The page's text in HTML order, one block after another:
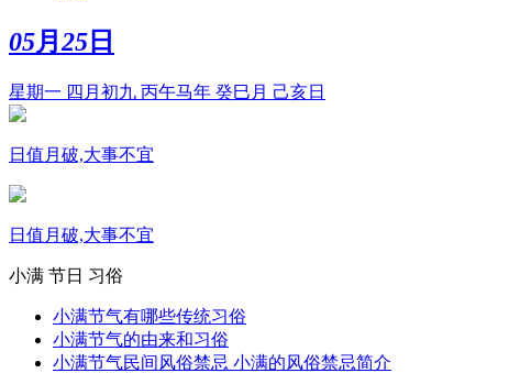
05月 25 日
星期一 四月初九 丙午马年 癸巳月 己亥日
日值月破,大事不宜
日值月破,大事不宜
小满 节日 习俗
小满节气有哪些传统习俗
小满节气的由来和习俗
小满节气民间风俗禁忌 小满的风俗禁忌简介